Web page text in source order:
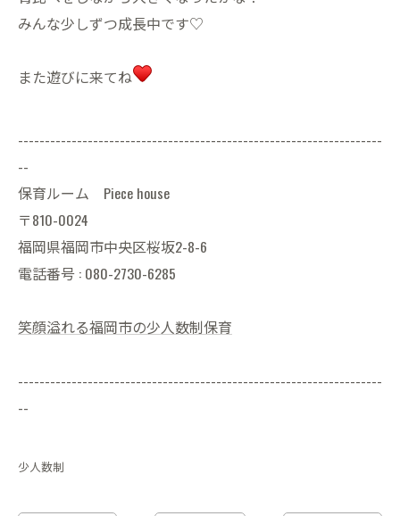
みんな少しずつ成長中です♡
また遊びに来てね
--------------------------------------------------------------------
--
保育ルーム Piece house
〒810-0024
福岡県福岡市中央区桜坂2-8-6
電話番号 : 080-2730-6285
笑顔溢れる福岡市の少人数制保育
--------------------------------------------------------------------
--
少人数制